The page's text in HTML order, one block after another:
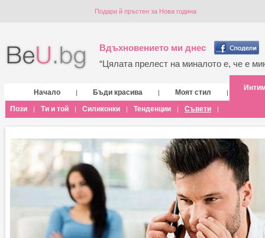
Подари й пръстен за Нова година
Вдъхновението ми днес
“Цялата прелест на миналото е, че е
Начало | Бъди красива | Моят стил |
Пози | Ти и той | Силиконки | Тенденции | Съвети |